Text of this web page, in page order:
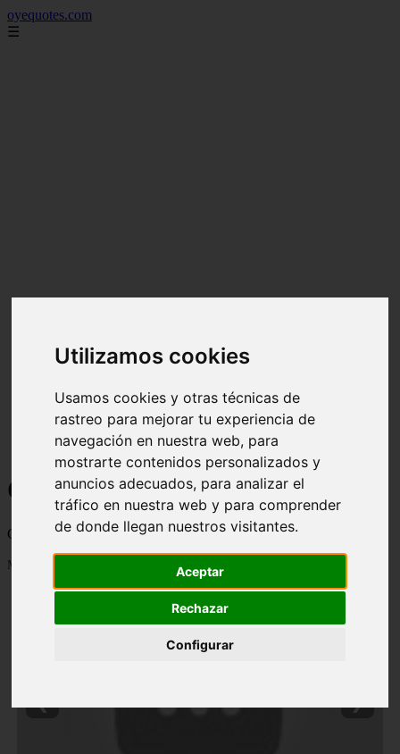
Utilizamos cookies
Usamos cookies y otras técnicas de
rastreo para mejorar tu experiencia de
navegación en nuestra web, para
mostrarte contenidos personalizados y
anuncios adecuados, para analizar el
tráfico en nuestra web y para comprender
de donde llegan nuestros visitantes.
Aceptar
Rechazar
Configurar
oyequotes.com
☰
Curiosidades y Sabias que
Cosas curiosas, curiosidades, noticias impactantes y mucho mas
Mostrando 1 - 24 de 2838 artículos